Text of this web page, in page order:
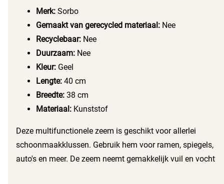
niveau tilt. De zeem is niet van gerecycled materiaal
gemaakt, maar biedt wel jarenlang gebruiksgemak. Of je
nu ramen, auto’s of andere oppervlakken schoonmaakt,
deze zeem laat je nooit in de steek.
Merk: Sorbo
Gemaakt van gerecycled materiaal: Nee
Recyclebaar: Nee
Duurzaam: Nee
Kleur: Geel
Lengte: 40 cm
Breedte: 38 cm
Materiaal: Kunststof
Deze multifunctionele zeem is geschikt voor allerlei
schoonmaakklussen. Gebruik hem voor ramen, spiegels,
auto's en meer. De zeem neemt gemakkelijk vuil en vocht